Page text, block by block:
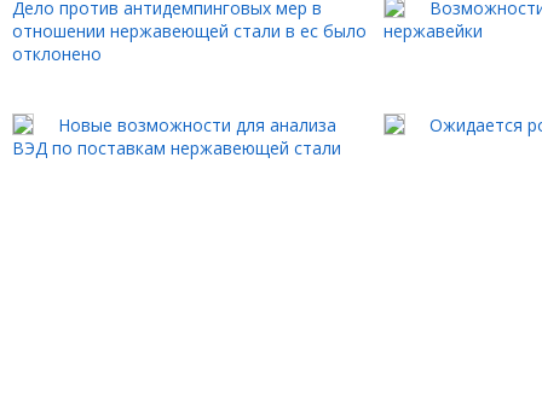
Дело против антидемпинговых мер в
отношении нержавеющей стали в ес было
отклонено
нержавейки
Новые возможности для анализа
ВЭД по поставкам нержавеющей стали
Ожидается